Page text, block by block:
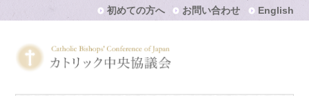
初めての方へ お問い合わせ English